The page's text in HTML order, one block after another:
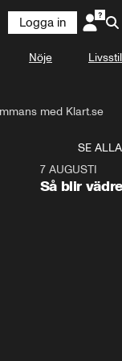
Logga in
Nöje Livsstil
med Klart.se
SE ALLA
7 AUGUSTI
Så blir